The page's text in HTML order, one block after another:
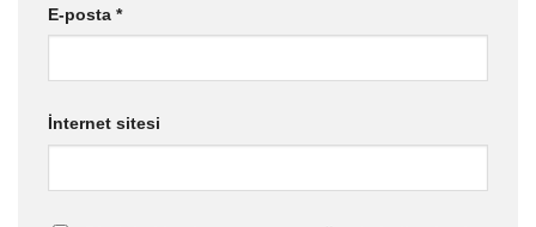
E-posta *
İnternet sitesi